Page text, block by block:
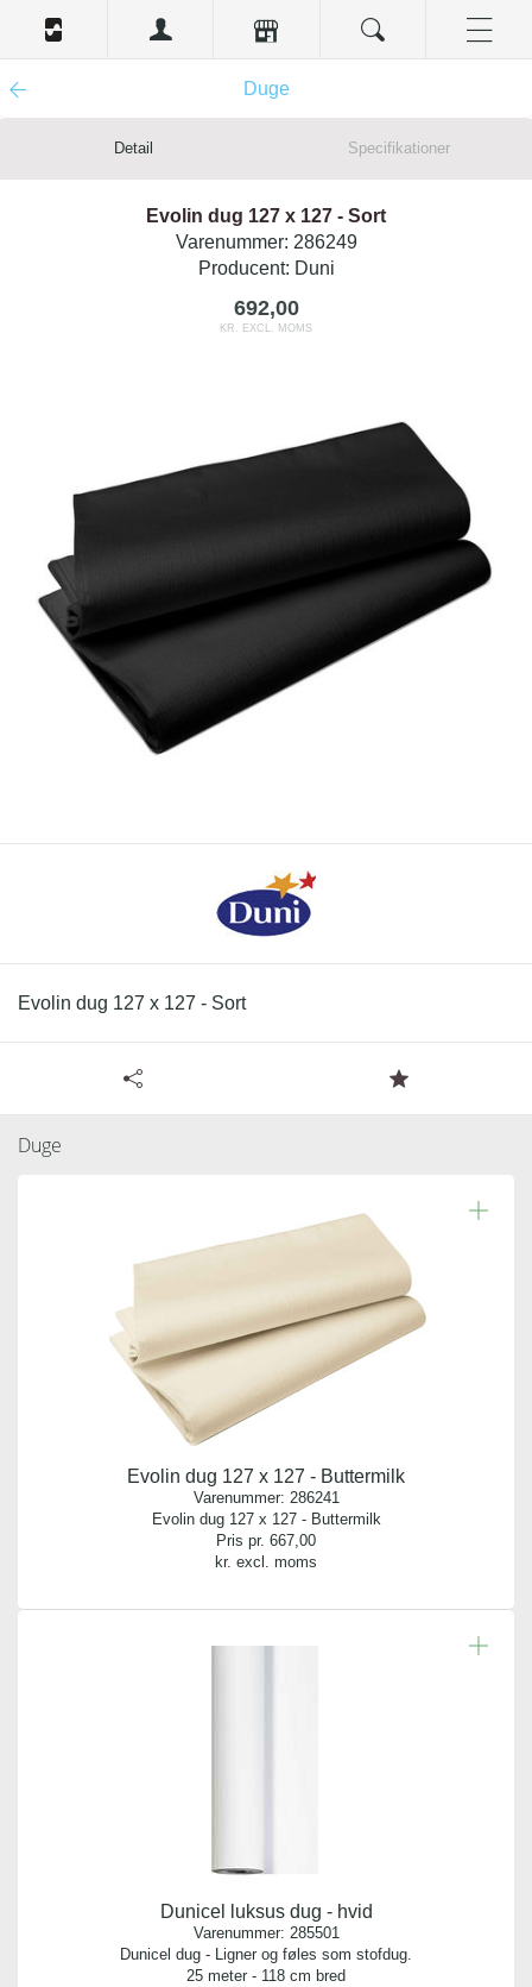
Duge
Detail Specifikationer
Evolin dug 127 x 127 - Sort
Varenummer: 286249
Producent: Duni
692,00
KR. EXCL. MOMS
Evolin dug 127 x 127 - Sort
Læs resten.
Tilgængelige specifikationer for Evolin dug 127 x 127 -
Antal pr. kolli:
Vægt gram:
11.276 gr
Producent:
Antal pr. palle:
0
Duge
Evolin dug 127 x 127 - Buttermilk
Varenummer: 286241
Evolin dug 127 x 127 - Buttermilk
Pris pr. 667,00
kr. excl. moms
Dunicel luksus dug - hvid
Varenummer: 285501
Dunicel dug - Ligner og føles som stofdug.
25 meter - 118 cm bred